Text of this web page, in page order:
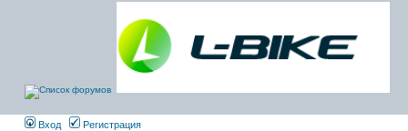
Вход Регистрация